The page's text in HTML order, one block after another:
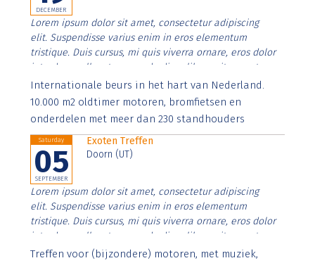
DECEMBER
Lorem ipsum dolor sit amet, consectetur adipiscing
elit. Suspendisse varius enim in eros elementum
tristique. Duis cursus, mi quis viverra ornare, eros dolor
interdum nulla, ut commodo diam libero vitae erat.
Aenean faucibus nibh et justo cursus id rutrum lorem
imperdiet. Nunc ut sem vitae risus tristique posuere.
Internationale beurs in het hart van Nederland.
10.000 m2 oldtimer motoren, bromfietsen en
onderdelen met meer dan 230 standhouders
Saturday
05
SEPTEMBER
Exoten Treffen
Doorn (UT)
Lorem ipsum dolor sit amet, consectetur adipiscing
elit. Suspendisse varius enim in eros elementum
tristique. Duis cursus, mi quis viverra ornare, eros dolor
interdum nulla, ut commodo diam libero vitae erat.
Aenean faucibus nibh et justo cursus id rutrum lorem
Treffen voor (bijzondere) motoren, met muziek,